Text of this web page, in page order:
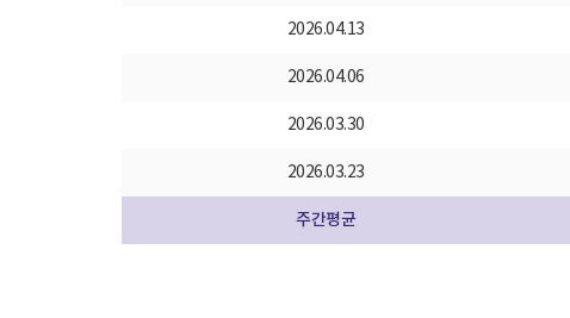
2026.04.13
2026.04.06
2026.03.30
2026.03.23
주간평균